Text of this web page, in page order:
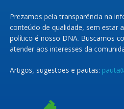
Prezamos pela transparência na
conteúdo de qualidade, sem estar
político é nosso DNA. Buscamos
atender aos interesses da
Artigos, sugestões e pautas: